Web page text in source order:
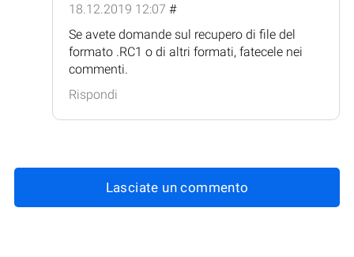
18.12.2019 12:07 #
Se avete domande sul recupero di file del
formato .RC1 o di altri formati, fatecele nei
commenti.
Rispondi
Lasciate un commento